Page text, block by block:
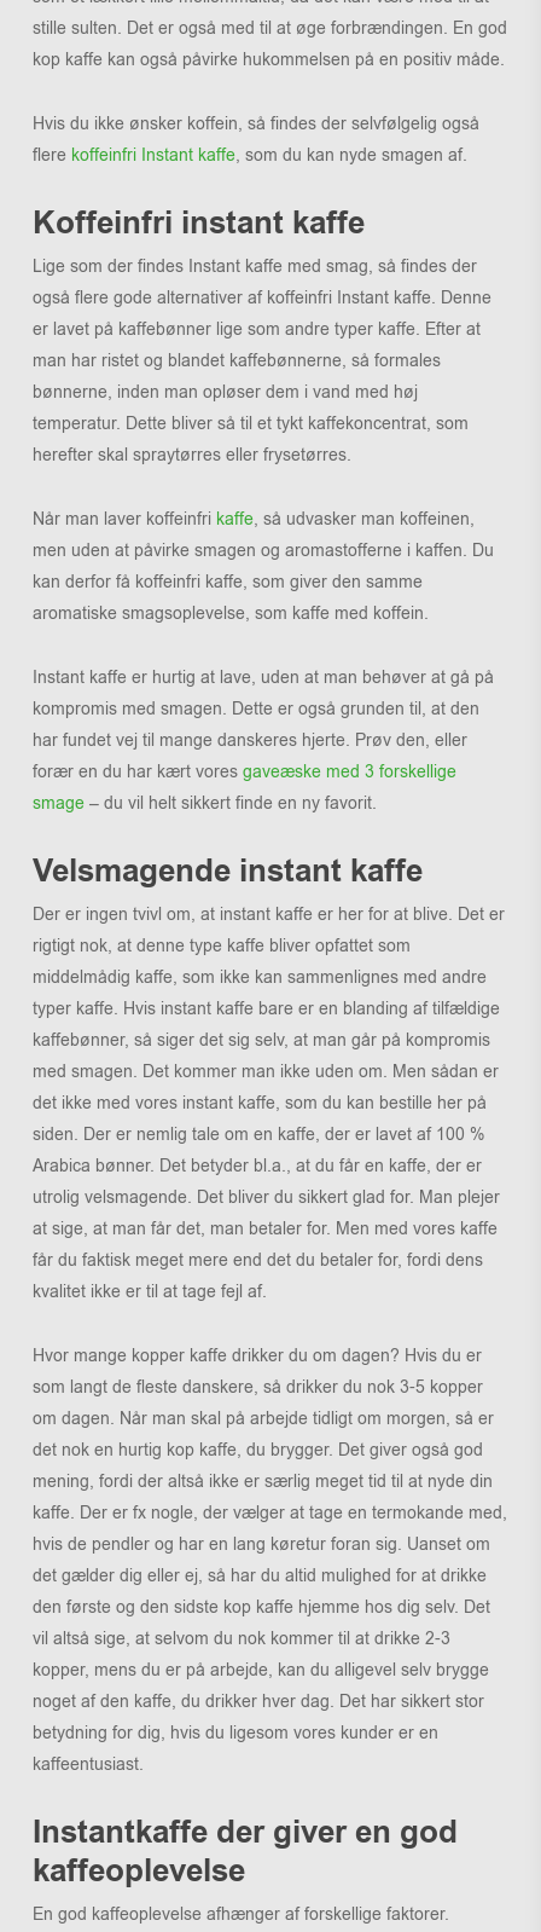
stille sulten. Det er også med til at øge forbrændingen. En god
kop kaffe kan også påvirke hukommelsen på en positiv måde.
Hvis du ikke ønsker koffein, så findes der selvfølgelig også
flere koffeinfri Instant kaffe, som du kan nyde smagen af.
Koffeinfri instant kaffe
Lige som der findes Instant kaffe med smag, så findes der
også flere gode alternativer af koffeinfri Instant kaffe. Denne
er lavet på kaffebønner lige som andre typer kaffe. Efter at
man har ristet og blandet kaffebønnerne, så formales
bønnerne, inden man opløser dem i vand med høj
temperatur. Dette bliver så til et tykt kaffekoncentrat, som
herefter skal spraytørres eller frysetørres.
Når man laver koffeinfri kaffe, så udvasker man koffeinen,
men uden at påvirke smagen og aromastofferne i kaffen. Du
kan derfor få koffeinfri kaffe, som giver den samme
aromatiske smagsoplevelse, som kaffe med koffein.
Instant kaffe er hurtig at lave, uden at man behøver at gå på
kompromis med smagen. Dette er også grunden til, at den
har fundet vej til mange danskeres hjerte. Prøv den, eller
forær en du har kært vores gaveæske med 3 forskellige
smage– du vil helt sikkert finde en ny favorit.
Velsmagende instant kaffe
Der er ingen tvivl om, at instant kaffe er her for at blive. Det er
rigtigt nok, at denne type kaffe bliver opfattet som
middelmådig kaffe, som ikke kan sammenlignes med andre
typer kaffe. Hvis instant kaffe bare er en blanding af tilfældige
kaffebønner, så siger det sig selv, at man går på kompromis
med smagen. Det kommer man ikke uden om. Men sådan er
det ikke med vores instant kaffe, som du kan bestille her på
siden. Der er nemlig tale om en kaffe, der er lavet af 100 %
Arabica bønner. Det betyder bl.a., at du får en kaffe, der er
utrolig velsmagende. Det bliver du sikkert glad for. Man plejer
at sige, at man får det, man betaler for. Men med vores kaffe
får du faktisk meget mere end det du betaler for, fordi dens
kvalitet ikke er til at tage fejl af.
Hvor mange kopper kaffe drikker du om dagen? Hvis du er
som langt de fleste danskere, så drikker du nok 3-5 kopper
om dagen. Når man skal på arbejde tidligt om morgen, så er
det nok en hurtig kop kaffe, du brygger. Det giver også god
mening, fordi der altså ikke er særlig meget tid til at nyde din
kaffe. Der er fx nogle, der vælger at tage en termokande med,
hvis de pendler og har en lang køretur foran sig. Uanset om
det gælder dig eller ej, så har du altid mulighed for at drikke
den første og den sidste kop kaffe hjemme hos dig selv. Det
vil altså sige, at selvom du nok kommer til at drikke 2-3
kopper, mens du er på arbejde, kan du alligevel selv brygge
noget af den kaffe, du drikker hver dag. Det har sikkert stor
betydning for dig, hvis du ligesom vores kunder er en
kaffeentusiast.
Instantkaffe der giver en god
kaffeoplevelse
En god kaffeoplevelse afhænger af forskellige faktorer.